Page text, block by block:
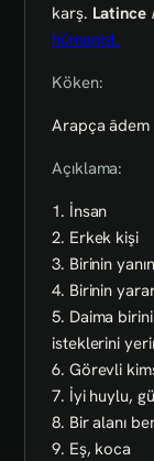
karş. Latince
hümanist.
Köken:
Arapça ādem
Açıklama:
1. İnsan
2. Erkek kişi
3. Birinin
4. Birinin
5. Daima
isteklerini
6. Görevli
7. İyi huylu,
8. Bir alanı
9. Eş, koca